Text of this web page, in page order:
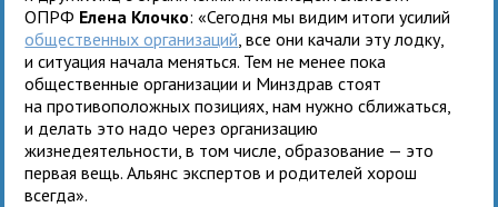
ОПРФ Елена Клочко: «Сегодня мы видим итоги усилий
общественных организаций , все они качали эту лодку,
и ситуация начала меняться. Тем не менее пока
общественные организации и Минздрав стоят
на противоположных позициях, нам нужно сближаться,
и делать это надо через организацию
жизнедеятельности, в том числе, образование — это
первая вещь. Альянс экспертов и родителей хорош
всегда».